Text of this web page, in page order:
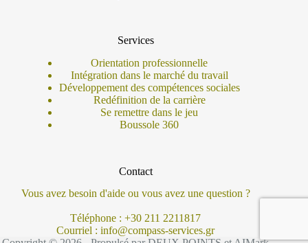
Services
Orientation professionnelle
Intégration dans le marché du travail
Développement des compétences sociales
Redéfinition de la carrière
Se remettre dans le jeu
Boussole 360
Contact
Vous avez besoin d'aide ou vous avez une question ?
Téléphone : +30 211 2211817
Courriel : info@compass-services.gr